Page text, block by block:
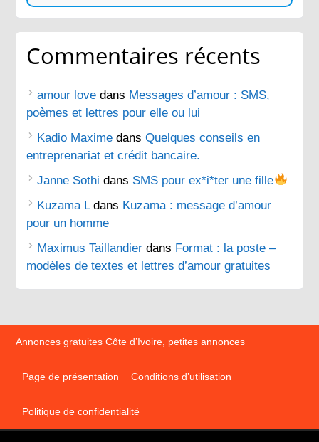
Commentaires récents
amour love dans Messages d’amour : SMS,
poèmes et lettres pour elle ou lui
Kadio Maxime dansQuelques conseils en
entreprenariat et crédit bancaire.
Janne Sothi dans SMS pour ex*i*ter une fille
Kuzama Ldans Kuzama : message d’amour
pour un homme
Maximus Taillandier dans Format : la poste –
modèles de textes et lettres d’amour gratuites
Annonces gratuites Côte d’Ivoire, petites annonces
Page de présentation Conditions d’utilisation
Politique de confidentialité